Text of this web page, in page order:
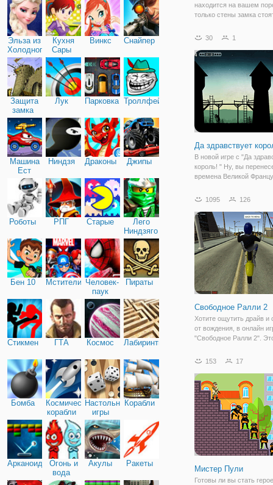
Эльза из
Холодного
сердца
Кухня
Сары
Винкс Снайпер
Защита
замка
Лук Парковка Троллфейс
Машина
Ест
Машину
Ниндзя Драконы Джипы
Роботы РПГ Старые
Лего
Ниндзяго
Бен 10 Мстители Человек-
паук
Пираты
Стикмен ГТА Космос Лабиринты
Бомба
Космические
корабли
Настольные
игры
Корабли
Арканоид
Огонь и
вода
Акулы Ракеты
находится на вашем
только стены замка
Выдержать осаду и
не может упасть.
потребует
30 1
Да здравствует
В новой игре с "Да
король! " Ну, вы
времена Великой
буржуазии удалось
смертью. Аристократы и
1095 126
Свободное Ралли 2
Хотите ощутить драйв и
от вождения, в онлайн
"Свободное Ралли 2".
предстоит сыграть в
Катайтесь по городу или
соревнуйтесь в
153 17
Мистер Пули
Готовы ли вы стать